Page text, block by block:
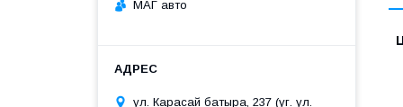
МАГ авто
ул. Карасай батыра, 237 (уг. ул.